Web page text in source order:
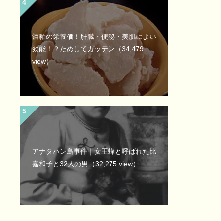
酒粕の栄養価！肝臓・便秘・美肌によい
効能！？ためしてガッテン （34,479
view）
アナタハン島事件｜女王蜂と呼ばれた比
嘉和子と32人の男（32,275 view）